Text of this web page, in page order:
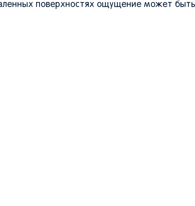
поверхностях ощущение может